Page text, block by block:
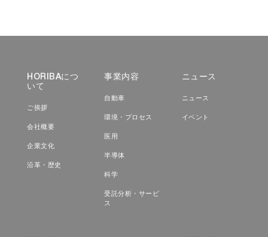
と、低迷光90°光学系の採用により、シングル
ナノ粒子の高精度測定を実現しました。
HORIBAにつ
いて
ご挨拶
会社概要
企業文化
沿革・歴史
事業内容
自動車
環境・プロセス
医用
半導体
科学
受託分析・サービ
ス
ニュース
ニュース
イベント